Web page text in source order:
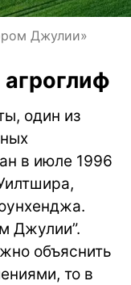
Джулии»
один из
в июле 1996
Джулии”.
объяснить
то в